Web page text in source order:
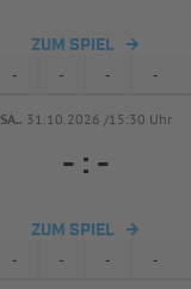
ZUM SPIEL
- - - -
SA.. 31.10.2026 /15:30 Uhr
- : -
ZUM SPIEL
- - - -